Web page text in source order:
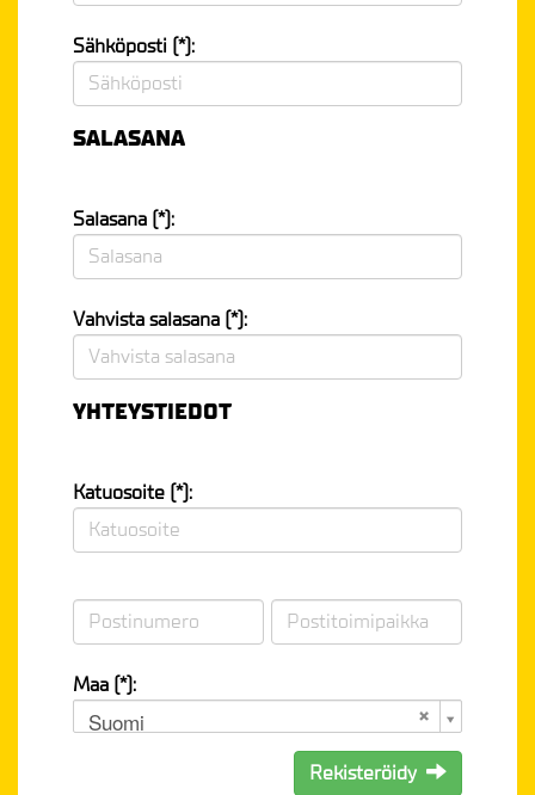
Sähköposti (*):
SALASANA
Salasana (*):
Vahvista salasana (*):
YHTEYSTIEDOT
Katuosoite (*):
Maa (*):
Suomi
Rekisteröidy